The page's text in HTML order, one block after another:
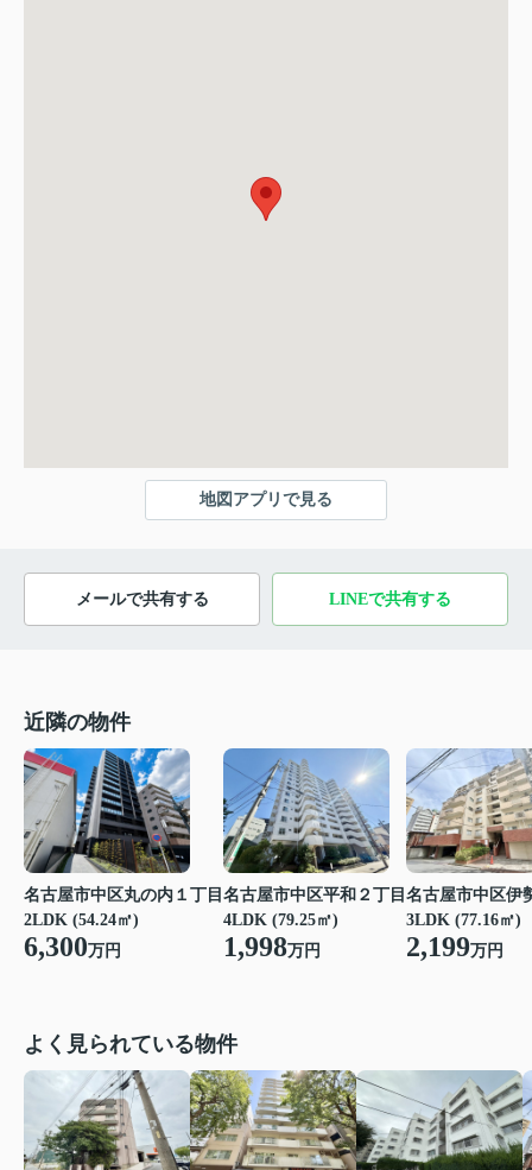
地図アプリで見る
メールで共有する LINEで共有する
近隣の物件
名古屋市中区丸の内１丁目
2LDK (54.24㎡)
6,300万円
名古屋市中区平和２丁目
4LDK (79.25㎡)
1,998万円
名古屋市中区伊
3LDK (77.16㎡)
2,199万円
よく見られている物件